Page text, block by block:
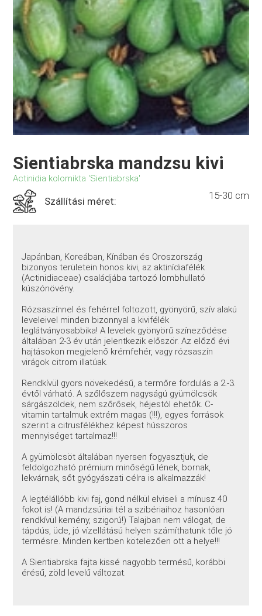
Sientiabrska mandzsu kivi
Actinidia kolomikta 'Sientiabrska'
Szállítási méret: 15-30 cm
Japánban, Koreában, Kínában és Oroszország
bizonyos területein honos kivi, az aktinídiafélék
(Actinidiaceae) családjába tartozó lombhullató
kúszónövény.
Rózsaszínnel és fehérrel foltozott, gyönyörű, szív alakú
leveleivel minden bizonnyal a kivifélék
leglátványosabbika! A levelek gyönyörű színeződése
általában 2-3 év után jelentkezik először. Az előző évi
hajtásokon megjelenő krémfehér, vagy rózsaszín
virágok citrom illatúak.
Rendkívül gyors növekedésű, a termőre fordulás a 2.-3.
évtől várható. A szőlőszem nagyságú gyümölcsök
sárgászöldek, nem szőrősek, héjestól ehetők. C-
vitamin tartalmuk extrém magas (!!!), egyes források
szerint a citrusfélékhez képest hússzoros
mennyiséget tartalmaz!!!
A gyümölcsöt általában nyersen fogyasztjuk, de
feldolgozható prémium minőségű lének, bornak,
lekvárnak, sőt gyógyászati célra is alkalmazzák!
A legtélállóbb kivi faj, gond nélkül elviseli a mínusz 40
fokot is! (A mandzsúriai tél a szibériaihoz hasonlóan
rendkívül kemény, szigorú!) Talajban nem válogat, de
tápdús, üde, jó vízellátású helyen számíthatunk tőle jó
termésre. Minden kertben kötelezően ott a helye!!!
A Sientiabrska fajta kissé nagyobb termésű, korábbi
érésű, zöld levelű változat.